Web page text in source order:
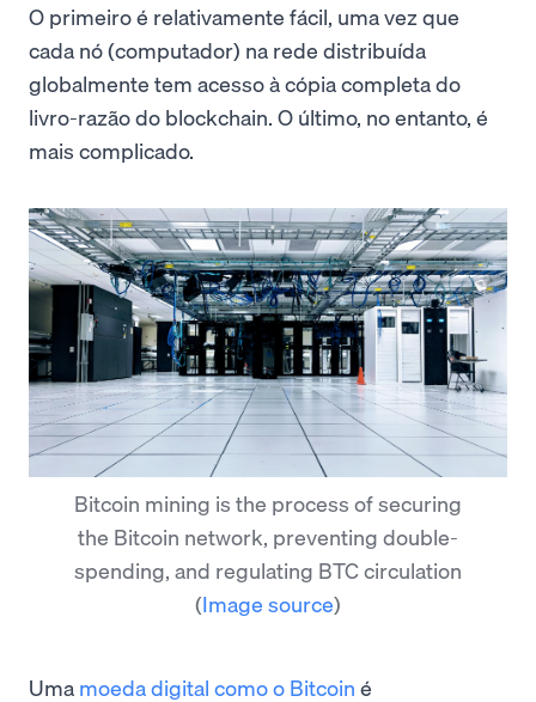
O primeiro é relativamente fácil, uma vez que
cada nó (computador) na rede distribuída
globalmente tem acesso à cópia completa do
livro-razão do blockchain. O último, no entanto, é
mais complicado.
Bitcoin mining is the process of securing
the Bitcoin network, preventing double-
spending, and regulating BTC circulation
(Image source)
Uma moeda digital como o Bitcoin é